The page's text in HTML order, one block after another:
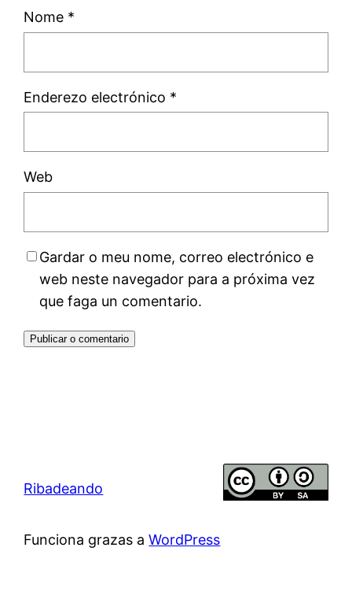
Nome *
Enderezo electrónico *
Web
Gardar o meu nome, correo electrónico e
web neste navegador para a próxima vez
que faga un comentario.
Ribadeando
Funciona grazas aWordPress